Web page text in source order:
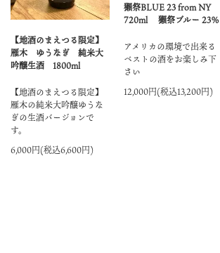
【地酒のまえつる限定】
雁木 ゆうなぎ 純米大
吟醸生酒 1800ml
【地酒のまえつる限定】
雁木の純米大吟醸ゆうな
ぎの生酒バージョンで
す。
6,000円(税込6,600円)
獺祭BLUE 23 from NY
720ml 獺祭ブルー 23％
アメリカの環境で出来る
ベストの酒をお楽しみ下
さい
12,000円(税込13,200円)